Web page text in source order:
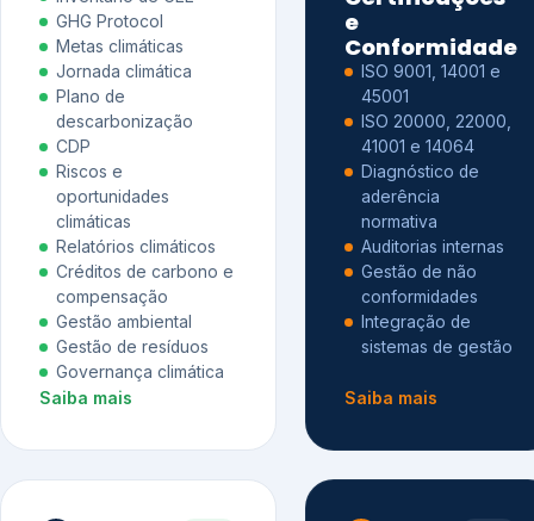
GHG Protocol
Metas climáticas
Jornada climática
Plano de
descarbonização
CDP
Riscos e
oportunidades
climáticas
Relatórios climáticos
Créditos de carbono e
compensação
Gestão ambiental
Gestão de resíduos
Governança climática
Saiba mais
e
Conformidade
ISO 9001, 14001 e
45001
ISO 20000, 22000,
41001 e 14064
Diagnóstico de
aderência
normativa
Auditorias internas
Gestão de não
conformidades
Integração de
sistemas de gestão
Saiba mais